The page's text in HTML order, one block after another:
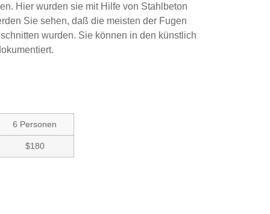
Hier wurden sie mit Hilfe von Stahlbeton
Sie sehen, daß die meisten der Fugen
wurden. Sie können in den künstlich
6 Personen
$180